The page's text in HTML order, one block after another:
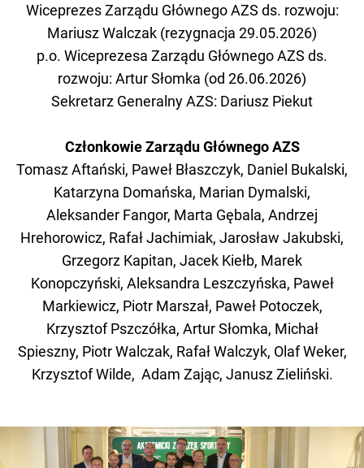
Wiceprezes Zarządu Głównego AZS ds. rozwoju:
Mariusz Walczak (rezygnacja 29.05.2026)
p.o. Wiceprezesa Zarządu Głównego AZS ds.
rozwoju: Artur Słomka (od 26.06.2026)
Sekretarz Generalny AZS: Dariusz Piekut
Członkowie Zarządu Głównego AZS
Tomasz Aftański, Paweł Błaszczyk, Daniel Bukalski,
Katarzyna Domańska, Marian Dymalski,
Aleksander Fangor, Marta Gębala, Andrzej
Hrehorowicz, Rafał Jachimiak, Jarosław Jakubski,
Grzegorz Kapitan, Jacek Kiełb, Marek
Konopczyński, Aleksandra Leszczyńska, Paweł
Markiewicz, Piotr Marszał, Paweł Potoczek,
Krzysztof Pszczółka, Artur Słomka, Michał
Spieszny, Piotr Walczak, Rafał Walczyk, Olaf Weker,
Krzysztof Wilde, Adam Zając, Janusz Zieliński.